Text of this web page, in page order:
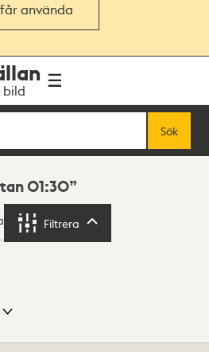
använda
bild
Sök
01:30
Filtrera